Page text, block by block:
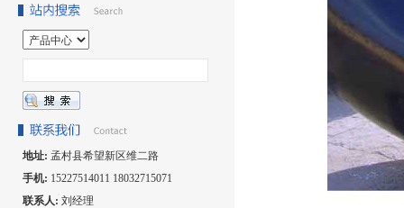
地址: 孟村县希望新区维二路
手机: 15227514011 18032715071
联系人: 刘经理